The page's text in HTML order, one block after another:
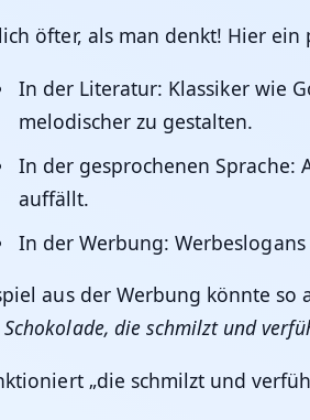
öfter, als man denkt! Hier
In der Literatur: Klassiker wie
melodischer zu gestalten.
In der gesprochenen Sprache:
auffällt.
In der Werbung:
aus der Werbung könnte so
Schokolade, die schmilzt und
„die schmilzt und